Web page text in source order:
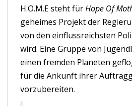
H.O.M.E steht fürHope Of
geheimes Projekt der
von den einflussreichsten
wird. Eine Gruppe von
einen fremden Planeten
für die Ankunft ihrer
vorzubereiten.